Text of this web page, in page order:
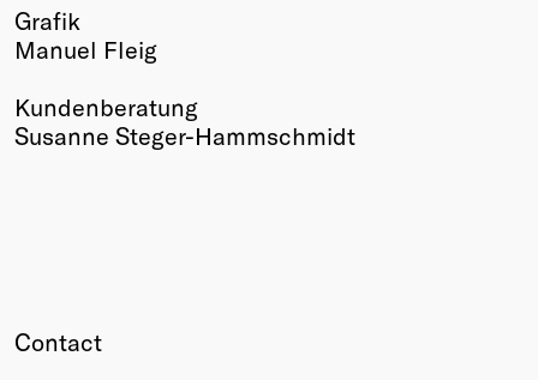
Grafik
Manuel Fleig
Kundenberatung
Susanne Steger-Hammschmidt
Contact